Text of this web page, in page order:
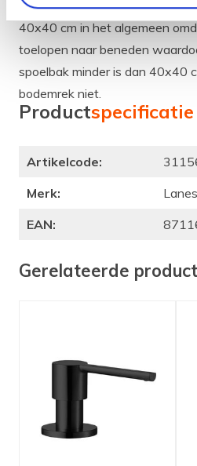
spoelbak van 40x40 cm en
40x40 cm in het algemeen
toelopen naar beneden
spoelbak minder is dan 40x40
bodemrek niet.
Productspecificatie
Artikelcode:
Merk:
EAN:
Gerelateerde